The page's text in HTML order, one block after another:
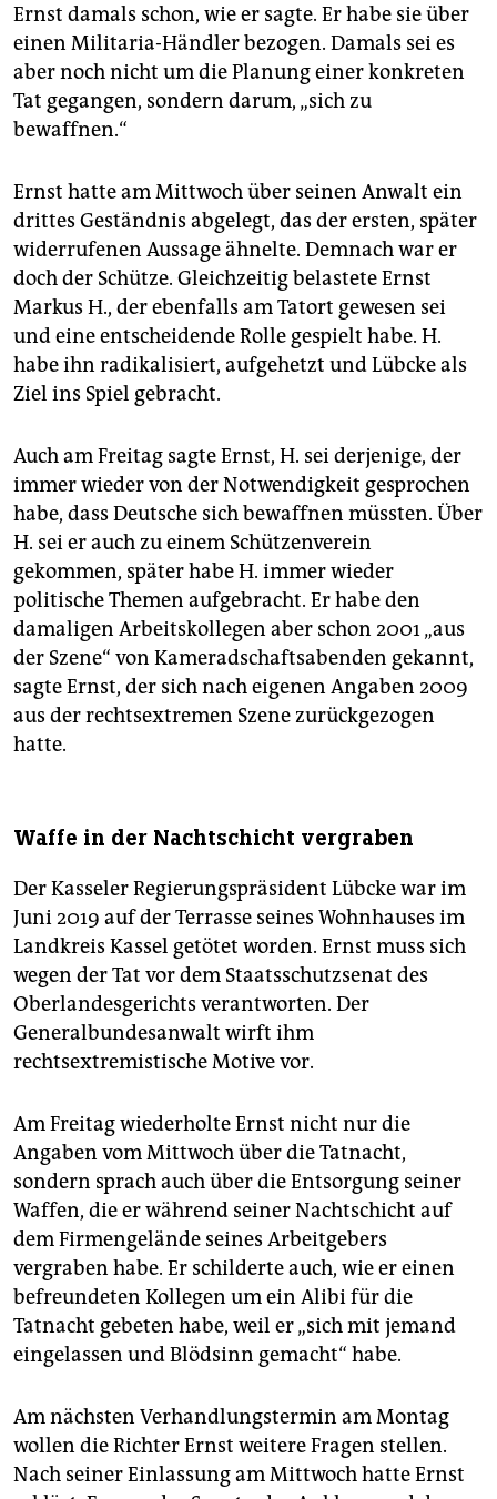
Ernst damals schon, wie er sagte. Er habe sie über
einen Militaria-Händler bezogen. Damals sei es
aber noch nicht um die Planung einer konkreten
Tat gegangen, sondern darum, „sich zu
bewaffnen.“
Ernst hatte am Mittwoch über seinen Anwalt ein
drittes Geständnis abgelegt, das der ersten, später
widerrufenen Aussage ähnelte. Demnach war er
doch der Schütze. Gleichzeitig belastete Ernst
Markus H., der ebenfalls am Tatort gewesen sei
und eine entscheidende Rolle gespielt habe. H.
habe ihn radikalisiert, aufgehetzt und Lübcke als
Ziel ins Spiel gebracht.
Auch am Freitag sagte Ernst, H. sei derjenige, der
immer wieder von der Notwendigkeit gesprochen
habe, dass Deutsche sich bewaffnen müssten. Über
H. sei er auch zu einem Schützenverein
gekommen, später habe H. immer wieder
politische Themen aufgebracht. Er habe den
damaligen Arbeitskollegen aber schon 2001 „aus
der Szene“ von Kameradschaftsabenden gekannt,
sagte Ernst, der sich nach eigenen Angaben 2009
aus der rechtsextremen Szene zurückgezogen
hatte.
Waffe in der Nachtschicht vergraben
Der Kasseler Regierungspräsident Lübcke war im
Juni 2019 auf der Terrasse seines Wohnhauses im
Landkreis Kassel getötet worden. Ernst muss sich
wegen der Tat vor dem Staatsschutzsenat des
Oberlandesgerichts verantworten. Der
Generalbundesanwalt wirft ihm
rechtsextremistische Motive vor.
Am Freitag wiederholte Ernst nicht nur die
Angaben vom Mittwoch über die Tatnacht,
sondern sprach auch über die Entsorgung seiner
Waffen, die er während seiner Nachtschicht auf
dem Firmengelände seines Arbeitgebers
vergraben habe. Er schilderte auch, wie er einen
befreundeten Kollegen um ein Alibi für die
Tatnacht gebeten habe, weil er „sich mit jemand
eingelassen und Blödsinn gemacht“ habe.
Am nächsten Verhandlungstermin am Montag
wollen die Richter Ernst weitere Fragen stellen.
Nach seiner Einlassung am Mittwoch hatte Ernst